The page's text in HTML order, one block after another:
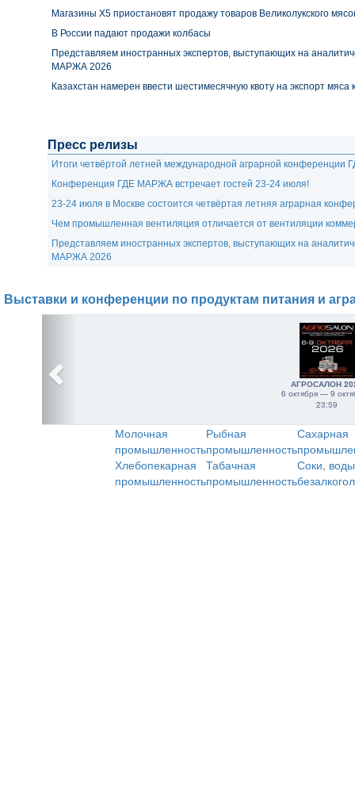
Магазины X5 приостановят продажу товаров Великолукского
В России падают продажи колбасы
Представляем иностранных экспертов, выступающих на
МАРЖА 2026
Казахстан намерен ввести шестимесячную квоту на экспорт мяса
Пресс релизы
Итоги четвёртой летней международной аграрной
Конференция ГДЕ МАРЖА встречает гостей 23-24 июля!
23-24 июля в Москве состоится четвёртая летняя аграрная
Чем промышленная вентиляция отличается от вентиляции
Представляем иностранных экспертов, выступающих на
МАРЖА 2026
Выставки и конференции по продуктам питания и
АГРОСАЛОН
6 октября — 9
23:59
Молочная
промышленность
Рыбная
промышленность
Сахарная
Хлебопекарная
промышленность
Табачная
промышленность
Соки,